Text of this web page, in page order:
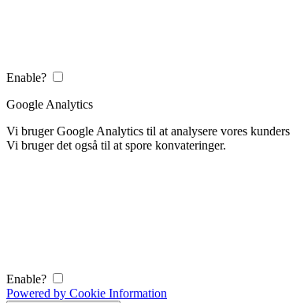
Enable?
Google Analytics
Vi bruger Google Analytics til at analysere vores
Vi bruger det også til at spore konvateringer.
Enable?
Powered by Cookie Information